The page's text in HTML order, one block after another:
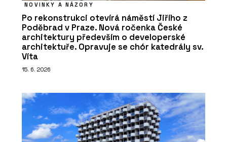
NOVINKY A NÁZORY
Po rekonstrukci otevírá náměstí Jiřího z
Poděbrad v Praze. Nová ročenka České
architektury především o developerské
architektuře. Opravuje se chór katedrály sv.
Víta
15. 6. 2026